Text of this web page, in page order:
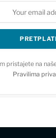
pristajete na
Pravilima